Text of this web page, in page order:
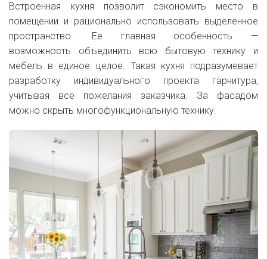
Встроенная кухня позволит сэкономить место в
помещении и рационально использовать выделенное
пространство. Ее главная особенность —
возможность объединить всю бытовую технику и
мебель в единое целое. Такая кухня подразумевает
разработку индивидуального проекта гарнитура,
учитывая все пожелания заказчика. За фасадом
можно скрыть многофункциональную технику.